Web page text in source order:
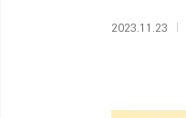
2023.11.23